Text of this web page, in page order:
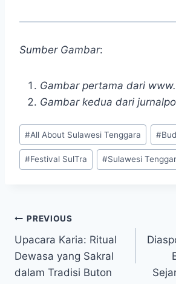
Sumber Gambar:
Gambar pertama dari
Gambar kedua dari
Post
Tags:
#All About Sulawesi Tenggara #
#Festival SulTra #Sulawesi
Post
navigation
PREVIOUS
Upacara Karia: Ritual
Dewasa yang Sakral
dalam Tradisi Buton